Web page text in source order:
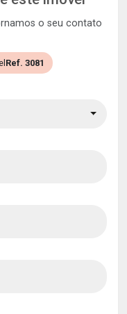
o seu contato
Ref. 3081